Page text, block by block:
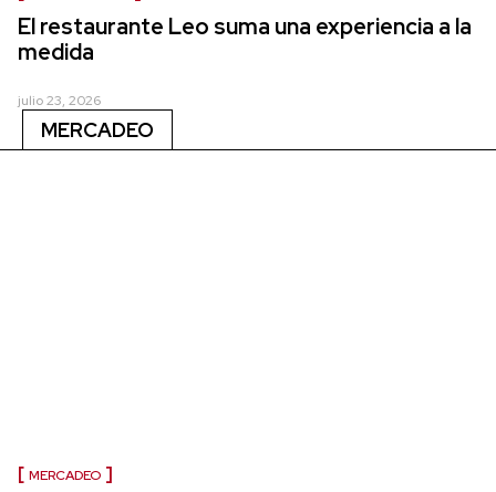
El restaurante Leo suma una experiencia a la
medida
julio 23, 2026
MERCADEO
MERCADEO